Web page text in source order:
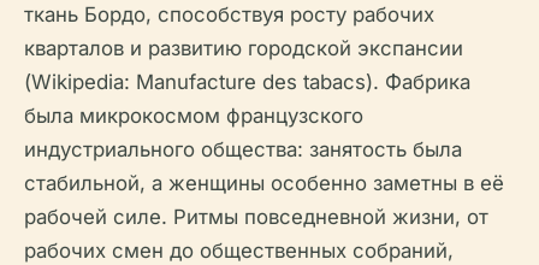
ткань Бордо, способствуя росту рабочих
кварталов и развитию городской экспансии
(Wikipedia: Manufacture des tabacs). Фабрика
была микрокосмом французского
индустриального общества: занятость была
стабильной, а женщины особенно заметны в её
рабочей силе. Ритмы повседневной жизни, от
рабочих смен до общественных собраний,